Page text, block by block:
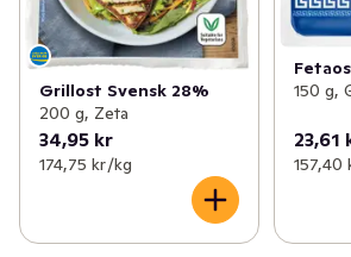
Grillost Svensk 28%
200 g, Zeta
34,95 kr
174,75 kr /kg
150 g,
23,61
157,40